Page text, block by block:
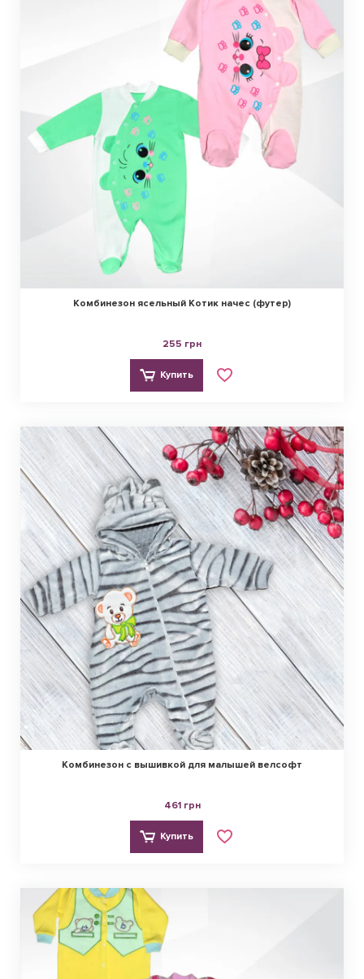
Комбинезон ясельный Котик начес (футер)
255 грн
Купить
Комбинезон с вышивкой для малышей велсофт
461 грн
Купить